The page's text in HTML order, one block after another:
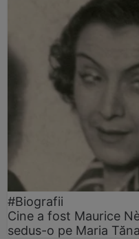
#Biografii
Cine a fost Maurice
sedus-o pe Maria